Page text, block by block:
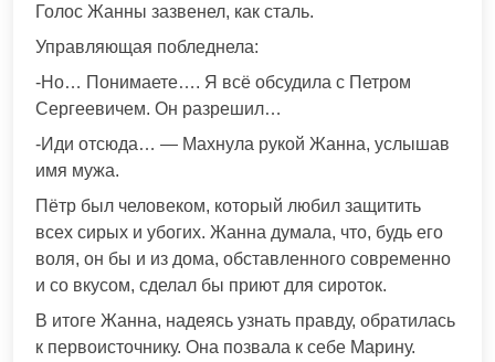
Голос Жанны зазвенел, как сталь.
Управляющая побледнела:
-Но… Понимаете…. Я всё обсудила с Петром
Сергеевичем. Он разрешил…
-Иди отсюда… — Махнула рукой Жанна, услышав
имя мужа.
Пётр был человеком, который любил защитить
всех сирых и убогих. Жанна думала, что, будь его
воля, он бы и из дома, обставленного современно
и со вкусом, сделал бы приют для сироток.
В итоге Жанна, надеясь узнать правду, обратилась
к первоисточнику. Она позвала к себе Марину.